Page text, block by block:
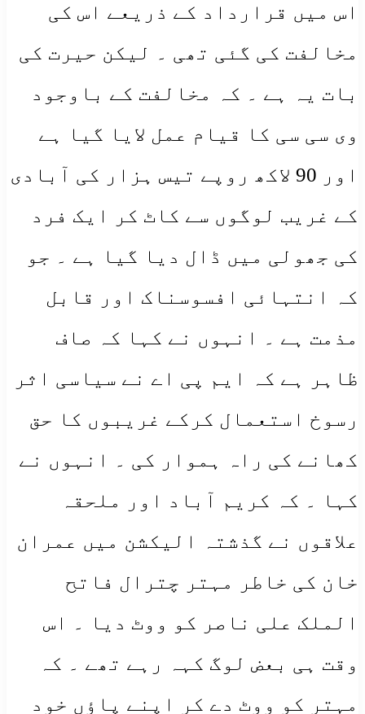
اس میں قرارداد کے ذریعے اس کی
مخالفت کی گئی تھی ۔ لیکن حیرت کی
بات یہ ہے ۔ کہ مخالفت کے باوجود
وی سی سی کا قیام عمل لایا گیا ہے
اور 90 لاکھ روپے تیس ہزار کی آبادی
کے غریب لوگوں سے کاٹ کر ایک فرد
کی جھولی میں ڈال دیا گیا ہے ۔ جو
کہ انتہائی افسوسناک اور قابل
مذمت ہے ۔ انہوں نے کہا کہ صاف
ظاہر ہے کہ ایم پی اے نے سیاسی اثر
رسوخ استعمال کرکے غریبوں کا حق
کھانے کی راہ ہموار کی ۔ انہوں نے
کہا ۔ کہ کریم آباد اور ملحقہ
علاقوں نے گذشتہ الیکشن میں عمران
خان کی خاطر مہتر چترال فاتح
الملک علی ناصر کو ووٹ دیا ۔ اس
وقت ہی بعض لوگ کہہ رہے تھے ۔ کہ
مہتر کو ووٹ دے کر اپنے پاؤں خود